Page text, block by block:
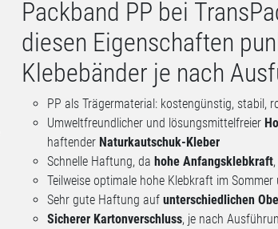
Packband PP bei
diesen Eigenschaften
Klebebänder je nach
PP als Trägermaterial: kostengünstig, stabil,
Umweltfreundlicher und lösungsmittelfreier
haftender Naturkautschuk-Kleber
Schnelle Haftung, da hohe Anfangsklebkraft
Teilweise optimale hohe Klebkraft im Sommer
Sehr gute Haftung auf unterschiedlichen
Sicherer Kartonverschluss, je nach